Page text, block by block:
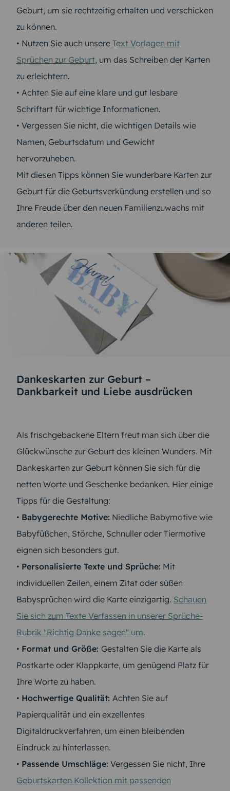
Geburt, um sie rechtzeitig erhalten und verschicken
zu können.
• Nutzen Sie auch unsere Text Vorlagen mit
Sprüchen zur Geburt, um das Schreiben der Karten
zu erleichtern.
• Achten Sie auf eine klare und gut lesbare
Schriftart für wichtige Informationen.
• Vergessen Sie nicht, die wichtigen Details wie
Namen, Geburtsdatum und Gewicht
hervorzuheben.
Mit diesen Tipps können Sie wunderbare Karten zur
Geburt für die Geburtsverkündung erstellen und so
Ihre Freude über den neuen Familienzuwachs mit
anderen teilen.
Dankeskarten zur Geburt –
Dankbarkeit und Liebe ausdrücken
Als frischgebackene Eltern freut man sich über die
Glückwünsche zur Geburt des kleinen Wunders. Mit
Dankeskarten zur Geburt können Sie sich für die
netten Worte und Geschenke bedanken. Hier einige
Tipps für die Gestaltung:
• Babygerechte Motive: Niedliche Babymotive wie
Babyfüßchen, Störche, Schnuller oder Tiermotive
eignen sich besonders gut.
• Personalisierte Texte und Sprüche: Mit
individuellen Zeilen, einem Zitat oder süßen
Babysprüchen wird die Karte einzigartig. Schauen
Sie sich zum Texte Verfassen in unserer Sprüche-
Rubrik "Richtig Danke sagen" um.
• Format und Größe: Gestalten Sie die Karte als
Postkarte oder Klappkarte, um genügend Platz für
Ihre Worte zu haben.
• Hochwertige Qualität: Achten Sie auf
Papierqualität und ein exzellentes
Digitaldruckverfahren, um einen bleibenden
Eindruck zu hinterlassen.
• Passende Umschläge: Vergessen Sie nicht, Ihre
Geburtskarten Kollektion mit passenden